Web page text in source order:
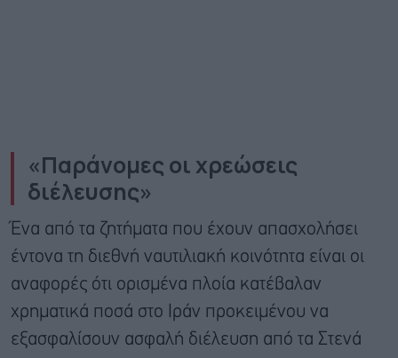
«Παράνομες οι χρεώσεις
διέλευσης»
Ένα από τα ζητήματα που έχουν απασχολήσει
έντονα τη διεθνή ναυτιλιακή κοινότητα είναι οι
αναφορές ότι ορισμένα πλοία κατέβαλαν
χρηματικά ποσά στο Ιράν προκειμένου να
εξασφαλίσουν ασφαλή διέλευση από τα Στενά